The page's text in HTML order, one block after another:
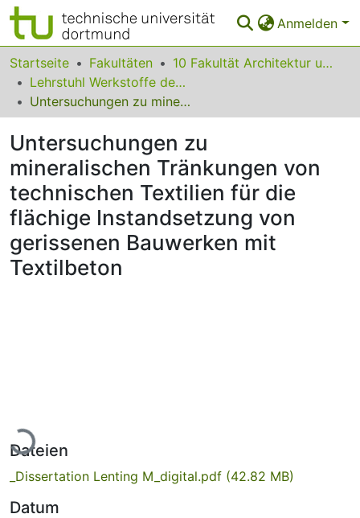
Anmelden
Bereiche & Sammlungen
Das gesamte Repositorium
FAQ
Leitlinien
Zurück zur Startseite
Startseite Fakultäten
10 Fakultät Architektur und Bauingenieurwesen
Lehrstuhl Werkstoffe des Bauwesens
Untersuchungen zu mineralischen Tränkungen von technischen Textilien für die flächige Instandsetzung von gerissenen Bauwerken mit Textilbeton
Untersuchungen zu
mineralischen Tränkungen von
technischen Textilien für die
flächige Instandsetzung von
gerissenen Bauwerken mit
Textilbeton
Lade...
Dateien
_Dissertation Lenting M_digital.pdf (42.82 MB)
Datum